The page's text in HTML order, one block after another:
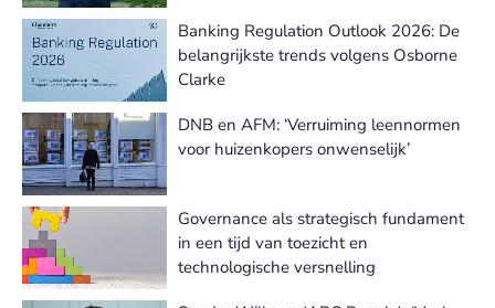
Banking Regulation Outlook 2026: De
belangrijkste trends volgens Osborne
Clarke
DNB en AFM: ‘Verruiming leennormen
voor huizenkopers onwenselijk’
Governance als strategisch fundament
in een tijd van toezicht en
technologische versnelling